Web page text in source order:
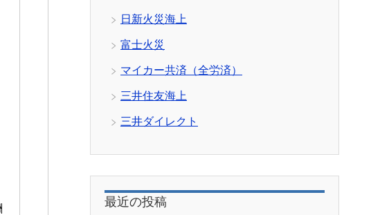
日新火災海上
富士火災
マイカー共済（全労済）
三井住友海上
三井ダイレクト
最近の投稿